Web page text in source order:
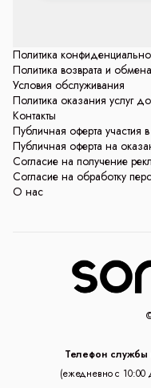
Политика
Политика возврата и обмена
Условия обслуживания
Политика оказания услуг
Контакты
Публичная оферта участия
Публичная оферта на
Согласие на получение
Согласие на обработку
О нас
Телефон
(ежедневно с 10:00